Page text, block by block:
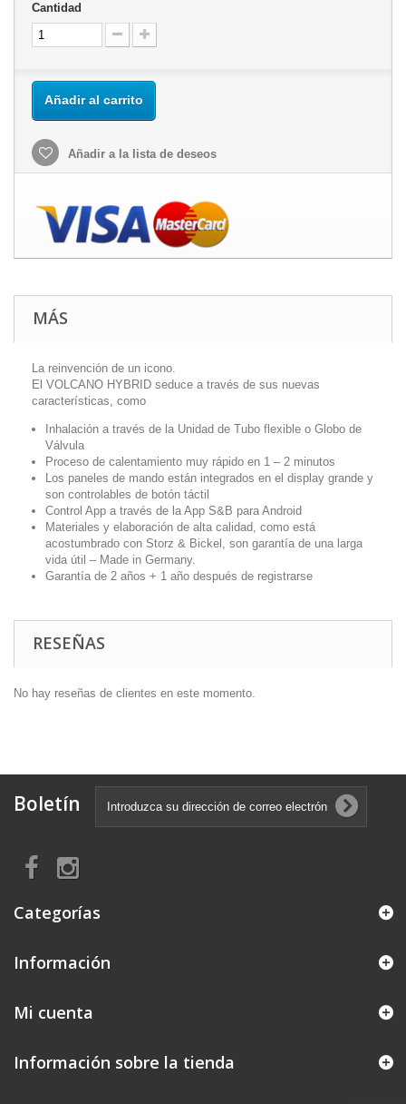
Cantidad
Añadir al carrito
Añadir a la lista de deseos
MÁS
La reinvención de un icono.
El VOLCANO HYBRID seduce a través de sus nuevas
características, como
Inhalación a través de la Unidad de Tubo flexible o Globo de
Válvula
Proceso de calentamiento muy rápido en 1 – 2 minutos
Los paneles de mando están integrados en el display grande y
son controlables de botón táctil
Control App a través de la App S&B para Android
Materiales y elaboración de alta calidad, como está
acostumbrado con Storz & Bickel, son garantía de una larga
vida útil – Made in Germany.
Garantía de 2 años + 1 año después de registrarse
RESEÑAS
No hay reseñas de clientes en este momento.
Boletín
Categorías
Información
Mi cuenta
Información sobre la tienda